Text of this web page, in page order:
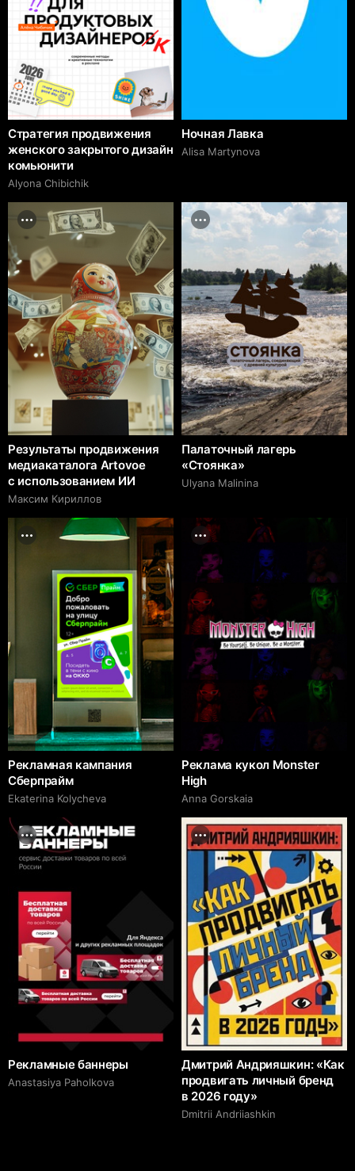
Стратегия продвижения
женского закрытого дизайн
комьюнити
Alyona Chibichik
Ночная Лавка
Alisa Martynova
Результаты продвижения
медиакаталога Artovoe
с использованием ИИ
Максим Кириллов
Палаточный лагерь
«Стоянка»
Ulyana Malinina
Рекламная кампания
Сберпрайм
Ekaterina Kolycheva
Реклама кукол Monster
High
Anna Gorskaia
Рекламные баннеры
Anastasiya Paholkova
Дмитрий Андрияшкин: «Как
продвигать личный бренд
в 2026 году»
Dmitrii Аndriiashkin